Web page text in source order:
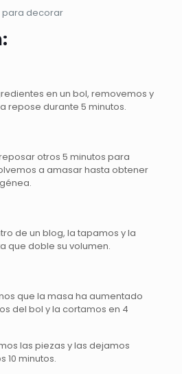
para decorar
en un bol, removemos y
repose durante 5 minutos.
otros 5 minutos para
a amasar hasta obtener
de un blog, la tapamos y la
que doble su volumen.
que la masa ha aumentado
del bol y la cortamos en 4
las piezas y las dejamos
10 minutos.